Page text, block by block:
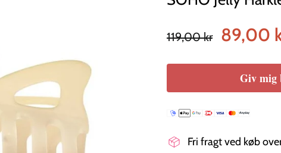
pris
119,00 kr
Tilbudspris
89,00
Giv mig
Fri fragt ved køb